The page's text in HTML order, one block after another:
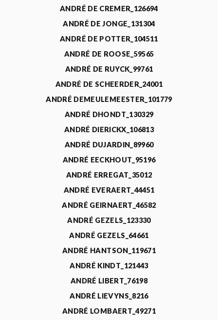
ANDRÉ DE CREMER_126694
ANDRÉ DE JONGE_131304
ANDRÉ DE POTTER_104511
ANDRÉ DE ROOSE_59565
ANDRÉ DE RUYCK_99761
ANDRÉ DE SCHEERDER_24001
ANDRÉ DEMEULEMEESTER_101779
ANDRÉ DHONDT_130329
ANDRÉ DIERICKX_106813
ANDRÉ DUJARDIN_89960
ANDRÉ EECKHOUT_95196
ANDRÉ ERREGAT_35012
ANDRÉ EVERAERT_44451
ANDRÉ GEIRNAERT_46582
ANDRÉ GEZELS_123330
ANDRÉ GEZELS_64661
ANDRÉ HANTSON_119671
ANDRÉ KINDT_121443
ANDRÉ LIBERT_76198
ANDRÉ LIEVYNS_8216
ANDRÉ LOMBAERT_49271